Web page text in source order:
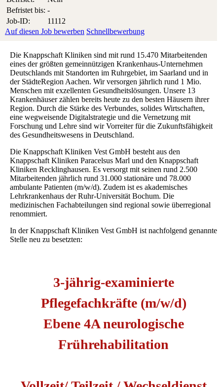
Befristet bis: -
Job-ID:
11112
Auf diesen Job bewerben Schnellbewerbung
Die Knappschaft Kliniken sind mit rund 15.470 Mitarbeitenden
eines der größten gemeinnützigen Krankenhaus-Unternehmen
Deutschlands mit Standorten im Ruhrgebiet, im Saarland und in
der StädteRegion Aachen. Wir versorgen jährlich rund 1 Mio.
Menschen mit exzellenten Gesundheitslösungen. Unsere 13
Krankenhäuser zählen bereits heute zu den besten Häusern ihrer
Region. Durch die Stärke des Verbundes, solides Wirtschaften,
eine wegweisende Digitalstrategie und die Vernetzung mit
Forschung und Lehre sind wir Vorreiter für die Zukunftsfähigkeit
des Gesundheitswesens in Deutschland.
Die Knappschaft Kliniken Vest GmbH besteht aus den
Knappschaft Kliniken Paracelsus Marl und den Knappschaft
Kliniken Recklinghausen. Es versorgt mit seinen rund 2.500
Mitarbeitenden jährlich rund 31.000 stationäre und 78.000
ambulante Patienten (m/w/d). Zudem ist es akademisches
Lehrkrankenhaus der Ruhr-Universität Bochum. Die
medizinischen Fachabteilungen sind regional sowie überregional
renommiert.
In der Knappschaft Kliniken Vest GmbH ist nachfolgend genannte
Stelle neu zu besetzten:
3-jährig-examinierte
Pflegefachkräfte (m/w/d)
Ebene 4A neurologische
Frührehabilitation